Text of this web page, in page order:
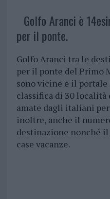
Golfo Aranci è
per il ponte.
Golfo Aranci tra le
per il ponte del Primo
sono vicine e il
classifica di 30
amate dagli italiani
inoltre, anche il
destinazione nonché
case vacanze.